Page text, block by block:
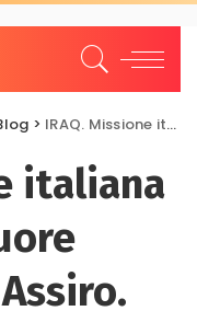
> IRAQ. Missione italiana svela il cuore dell’impero Assiro.
italiana